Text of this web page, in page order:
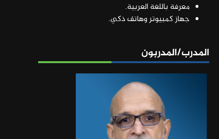
معرفة باللغة العربية.
جهاز كمبيوتر وهاتف ذكي.
المدرب/المدربون